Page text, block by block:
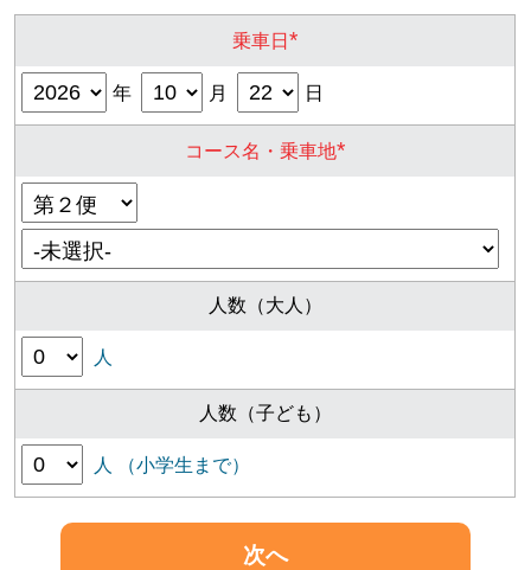
乗車日*
年 月 日
コース名・乗車地*
人数（大人）
人
人数（子ども）
人 （小学生まで）
次へ